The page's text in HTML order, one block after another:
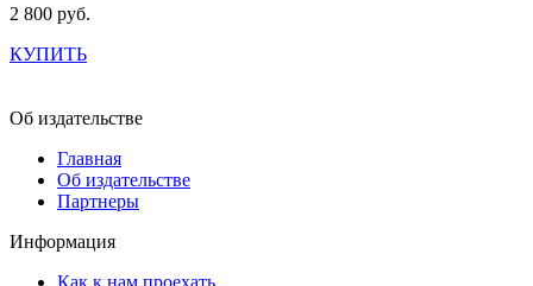
2 800 руб.
КУПИТЬ
Об издательстве
Главная
Об издательстве
Партнеры
Информация